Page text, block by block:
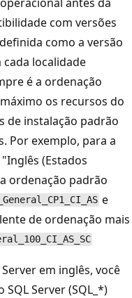
com versões
como a versão
localidade
é a ordenação
os recursos do
de instalação padrão
Por exemplo, para a
(Estados
ordenação padrão
e
de ordenação mais
em inglês, você
Server (SQL_*)